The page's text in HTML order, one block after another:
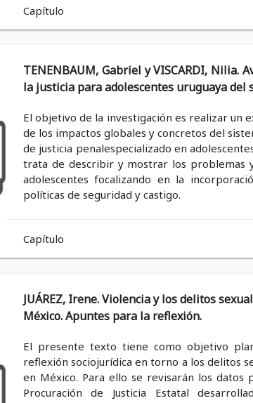
Capítulo
TENENBAUM, Gabriel y VISCARDI, Nilia.
la justicia para adolescentes uruguaya del
El objetivo de la investigación es realizar un
de los impactos globales y concretos del
de justicia penalespecializado en
trata de describir y mostrar los problemas
adolescentes focalizando en la
políticas de seguridad y castigo.
Capítulo
JUÁREZ, Irene. Violencia y los delitos
México. Apuntes para la reflexión.
El presente texto tiene como objetivo
reflexión sociojurídica en torno a los delitos
en México. Para ello se revisarán los datos
Procuración de Justicia Estatal